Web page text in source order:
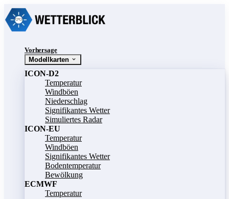
Vorhersage
Modellkarten
ICON-D2
Temperatur
Windböen
Niederschlag
Signifikantes Wetter
Simuliertes Radar
ICON-EU
Temperatur
Windböen
Signifikantes Wetter
Bodentemperatur
Bewölkung
ECMWF
Temperatur